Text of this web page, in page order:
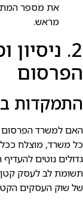
את מספר
מראש.
2.
הפרסום
התמקדות
האם למשרד הפרסום
כל משרד, מוצלח
גדולים נוטים
תשומת לב לעסק
של שוק העסקים